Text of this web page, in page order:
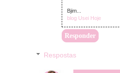
Bjim...
blog Usei Hoje
Responder
Respostas